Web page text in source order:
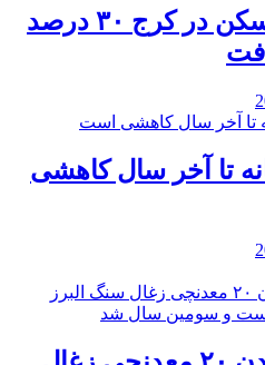
️قیمت مسکن در کرج ۳۰ درصد
تا آخر سال کاهشی